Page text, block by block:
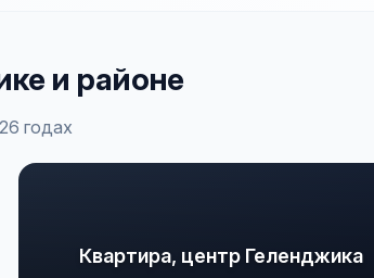
и районе
годах
Квартира, центр Геленджика